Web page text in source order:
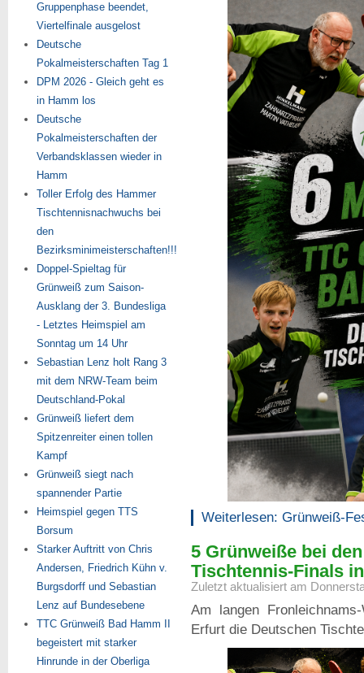
Weiterlesen: Grünweiß-
5 Grünweiße bei
Tischtennis-Finals
Zuletzt aktualisiert am
Am langen
Erfurt die Deutschen
Gruppenphase beendet,
Viertelfinale ausgelost
Deutsche
Pokalmeisterschaften Tag 1
DPM 2026 - Gleich geht es
in Hamm los
Deutsche
Pokalmeisterschaften der
Verbandsklassen wieder in
Hamm
Toller Erfolg des Hammer
Tischtennisnachwuchs bei
den
Bezirksminimeisterschaften!!!
Doppel-Spieltag für
Grünweiß zum Saison-
Ausklang der 3. Bundesliga
- Letztes Heimspiel am
Sonntag um 14 Uhr
Sebastian Lenz holt Rang 3
mit dem NRW-Team beim
Deutschland-Pokal
Grünweiß liefert dem
Spitzenreiter einen tollen
Kampf
Grünweiß siegt nach
spannender Partie
Heimspiel gegen TTS
Borsum
Starker Auftritt von Chris
Andersen, Friedrich Kühn v.
Burgsdorff und Sebastian
Lenz auf Bundesebene
TTC Grünweiß Bad Hamm II
begeistert mit starker
Hinrunde in der Oberliga